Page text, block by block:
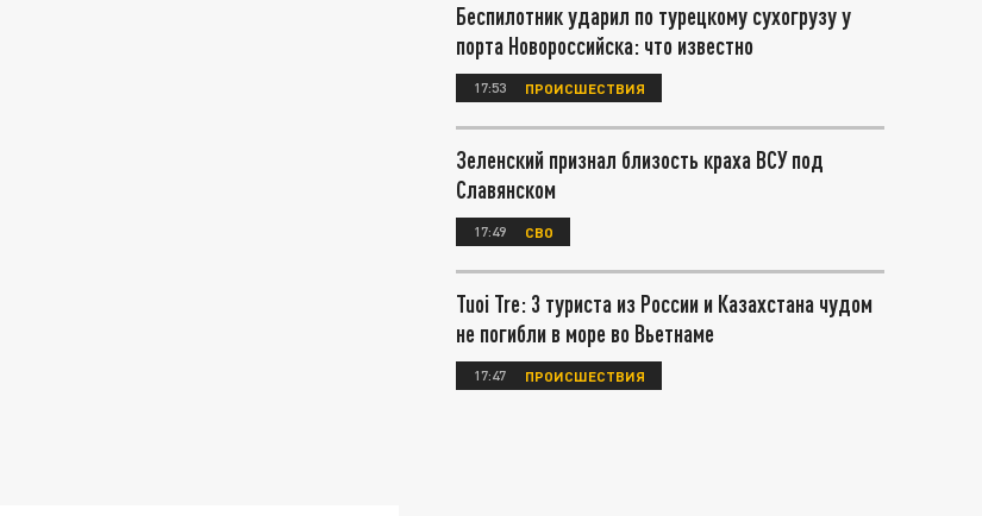
Беспилотник ударил по турецкому сухогрузу у
порта Новороссийска: что известно
17:53 ПРОИСШЕСТВИЯ
Зеленский признал близость краха ВСУ под
Славянском
17:49 СВО
Tuoi Tre: 3 туриста из России и Казахстана чудом
не погибли в море во Вьетнаме
17:47 ПРОИСШЕСТВИЯ